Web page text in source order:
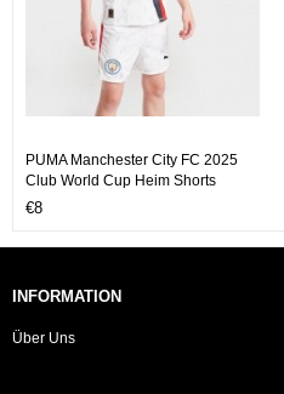
PUMA Manchester City FC 2025
Club World Cup Heim Shorts
Kinder
€8
INFORMATION
Über Uns